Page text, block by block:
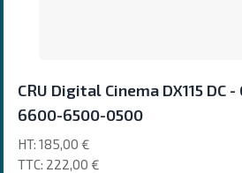
CRU Digital Cinema DX115 DC
6600-6500-0500
222,00 €
185,00 €